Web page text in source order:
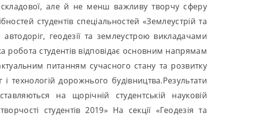
складової, але й не менш важливу творчу сферу
студентів спеціальностей «Землеустрій та
геодезії та землеустрою викладачами
робота студентів відповідає основним напрямам
питанням сучасного стану та розвитку
технологій дорожнього будівництва.Результати
на щорічній студентській науковій
студентів 2019» На секції «Геодезія та